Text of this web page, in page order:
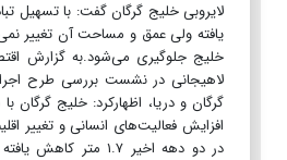
لایروبی خلیج گرگان گفت: با تسهیل
یافته ولی عمق و مساحت آن تغییر
خلیج جلوگیری می‌شود.به گزارش
لاهیجانی در نشست بررسی طرح
گرگان و دریا، اظهارکرد: خلیج
افزایش فعالیت‌های انسانی و تغییر
در دو دهه اخیر ۱.۷